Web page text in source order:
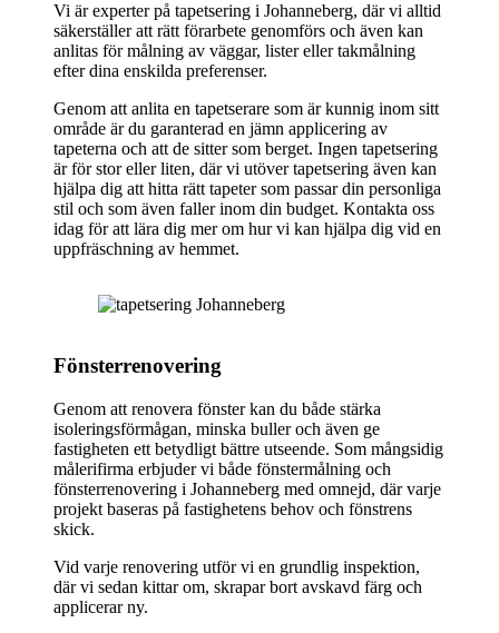
Vi är experter på tapetsering i Johanneberg, där vi alltid
säkerställer att rätt förarbete genomförs och även kan
anlitas för målning av väggar, lister eller takmålning
efter dina enskilda preferenser.
Genom att anlita en tapetserare som är kunnig inom sitt
område är du garanterad en jämn applicering av
tapeterna och att de sitter som berget. Ingen tapetsering
är för stor eller liten, där vi utöver tapetsering även kan
hjälpa dig att hitta rätt tapeter som passar din personliga
stil och som även faller inom din budget. Kontakta oss
idag för att lära dig mer om hur vi kan hjälpa dig vid en
uppfräschning av hemmet.
Fönsterrenovering
Genom att renovera fönster kan du både stärka
isoleringsförmågan, minska buller och även ge
fastigheten ett betydligt bättre utseende. Som mångsidig
målerifirma erbjuder vi både fönstermålning och
fönsterrenovering i Johanneberg med omnejd, där varje
projekt baseras på fastighetens behov och fönstrens
skick.
Vid varje renovering utför vi en grundlig inspektion,
där vi sedan kittar om, skrapar bort avskavd färg och
applicerar ny.